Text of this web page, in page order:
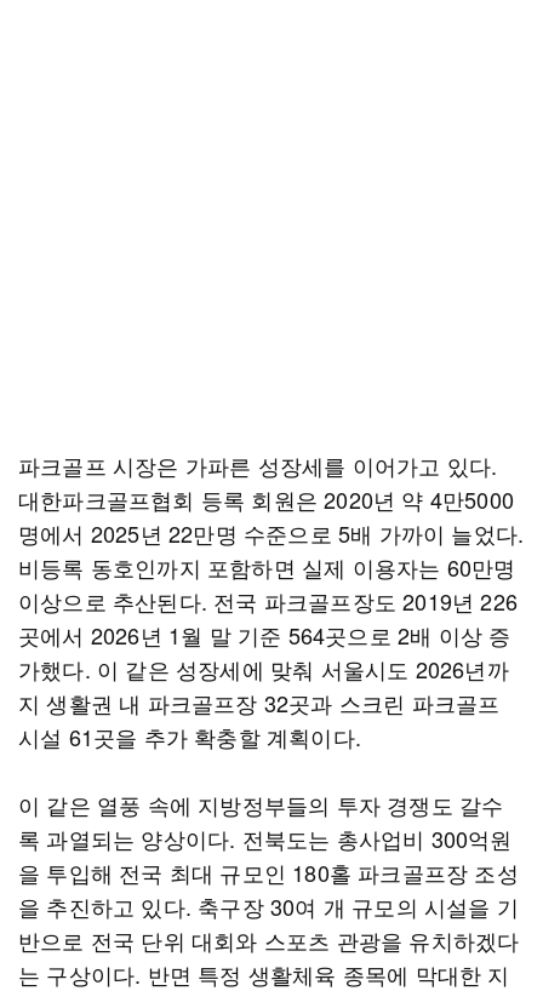
파크골프 시장은 가파른 성장세를 이어가고 있다.
대한파크골프협회 등록 회원은 2020년 약 4만5000
명에서 2025년 22만명 수준으로 5배 가까이 늘었다.
비등록 동호인까지 포함하면 실제 이용자는 60만명
이상으로 추산된다. 전국 파크골프장도 2019년 226
곳에서 2026년 1월 말 기준 564곳으로 2배 이상 증
가했다. 이 같은 성장세에 맞춰 서울시도 2026년까
지 생활권 내 파크골프장 32곳과 스크린 파크골프
시설 61곳을 추가 확충할 계획이다.
이 같은 열풍 속에 지방정부들의 투자 경쟁도 갈수
록 과열되는 양상이다. 전북도는 총사업비 300억원
을 투입해 전국 최대 규모인 180홀 파크골프장 조성
을 추진하고 있다. 축구장 30여 개 규모의 시설을 기
반으로 전국 단위 대회와 스포츠 관광을 유치하겠다
는 구상이다. 반면 특정 생활체육 종목에 막대한 지